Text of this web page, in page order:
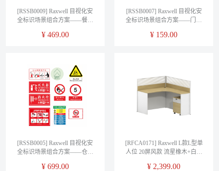
[RSSB0009] Raxwell 目视化安
全标识场景组合方案——餐厅
¥ 469.00
[RSSB0007] Raxwell 目视化安
全标识场景组合方案——门卫
¥ 159.00
[RSSB0005] Raxwell 目视化安
全标识场景组合方案——仓库
¥ 699.00
[RFCA0171] Raxwell L款L型单
人位 20屏风款 流星橡木+白色
¥ 2,399.00